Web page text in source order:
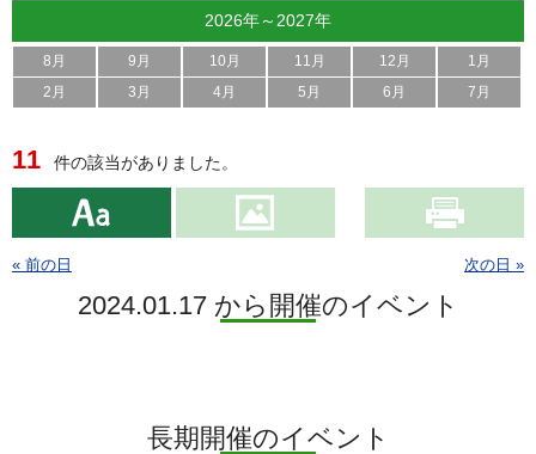
2026年～2027年
8月 9月 10月 11月 12月
1月
2月
3月 4月 5月 6月 7月
11 件の該当がありました。
« 前の日 次の日 »
2024.01.17 から開催のイベント
長期開催のイベント